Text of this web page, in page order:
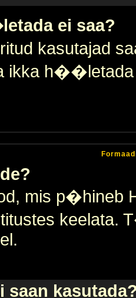
ei saa?
kasutajad
ikka h��letada
mis p�hineb
keelata.
saan